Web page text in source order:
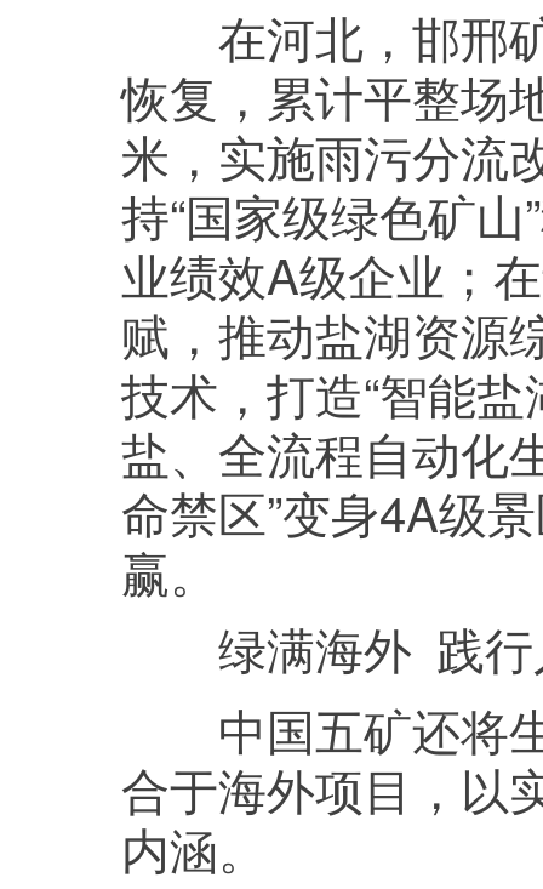
在河北，邯邢矿
恢复，累计平整场
米，实施雨污分流
持“国家级绿色矿
业绩效A级企业；
赋，推动盐湖资源
技术，打造“智能
盐、全流程自动化
命禁区”变身4A级
赢。
绿满海外 践行
中国五矿还将生
合于海外项目，以
内涵。